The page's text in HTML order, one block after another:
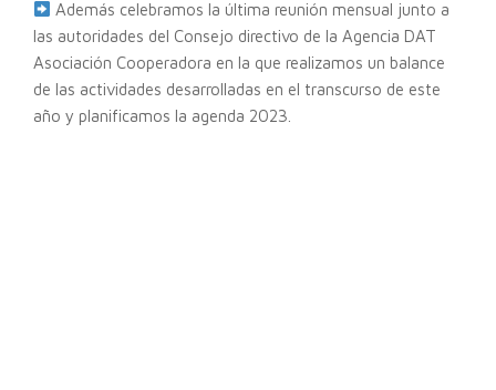
Además celebramos la última reunión mensual junto a
las autoridades del Consejo directivo de la Agencia DAT
Asociación Cooperadora en la que realizamos un balance
de las actividades desarrolladas en el transcurso de este
año y planificamos la agenda 2023.